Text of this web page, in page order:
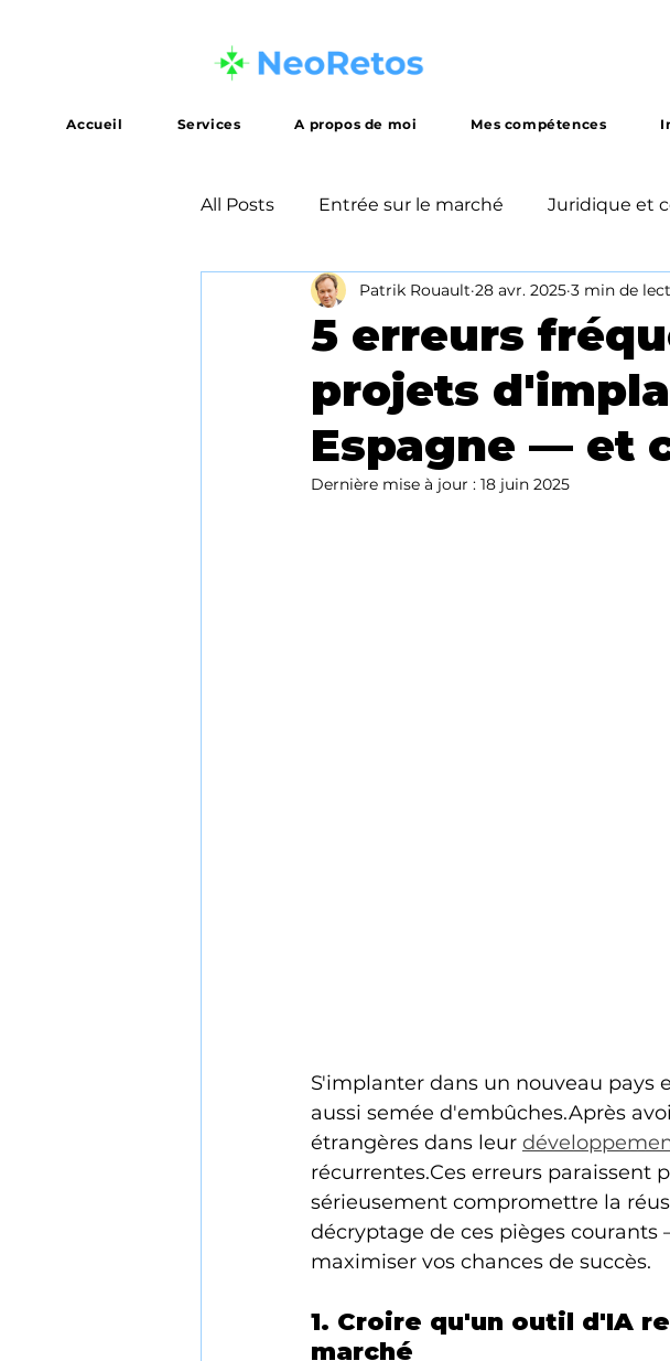
Accueil Services A propos de moi Mes compétences
All Posts Entrée sur le marché Juridique et
Stratégie de mise sur le marché Finance et
Formation et développement Opportunité
Méthodologie
5 erreurs
projets
Espagne — et
Patrik Rouault 28 avr. 2025 3 min de
Dernière mise à jour : 18 juin 2025
S'implanter dans un nouveau
aussi semée d'embûches.Après
étrangères dans leur
récurrentes.Ces erreurs paraissent
sérieusement compromettre la
décryptage de ces pièges
maximiser vos chances de succès.
1. Croire qu'un outil d'IA
marché